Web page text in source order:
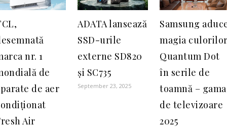
nr. 1
de
de aer
Air
ADATA lansează
SSD-urile
externe SD820
și SC735
September 23, 2025
Samsung
magia
Quantum Dot
în serile de
toamnă – gama
de televizoare
2025